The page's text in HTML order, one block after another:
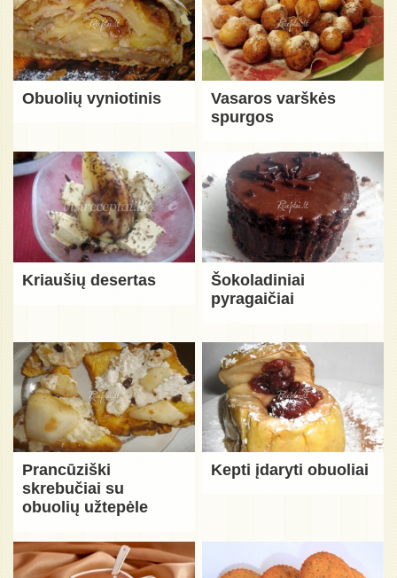
Obuolių vyniotinis
Vasaros varškės
spurgos
Kriaušių desertas
Šokoladiniai
pyragaičiai
Prancūziški
skrebučiai su
obuolių užtepėle
Kepti įdaryti obuoliai